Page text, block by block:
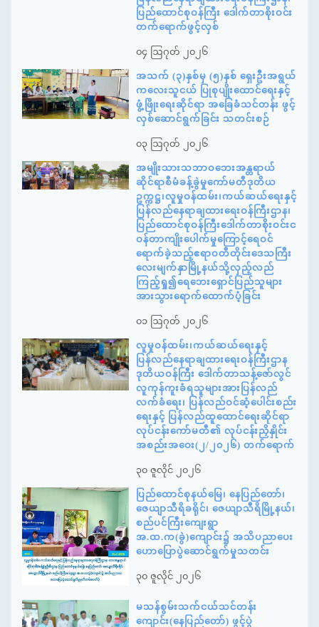
ပြည်ထောင်စုဝန်ကြီး ဒေါက်တာစိုးဝင်း
တက်ရောက်ဖွင့်လှစ်
၀၄ ဩဂုတ် ၂၀၂၆
အသက် (၃)နှစ်မှ (၅)နှစ် ရှေးဦးအရွယ်
ကလေးသူငယ် ပြုစုပျိုးထောင်ရေးနှင့်
ဖွံ့ဖြိုးရေးဆိုင်ရာ အခြေခံသင်တန်း ဖွင့်
လှစ်ဆောင်ရွက်ခြင်း သတင်းစဉ်
၀၃ ဩဂုတ် ၂၀၂၆
အမျိုးသားသဘာဝဘေးအန္တရာယ်
ဆိုင်ရာစီမံခန့်ခွဲမှုကော်မတီဒုတိယ
ဥက္ကဋ္ဌ၊လူမှုဝန်ထမ်း၊ကယ်ဆယ်ရေးနှင့်
ပြန်လည်နေရာချထားရေးဝန်ကြီးဌာန၊
ပြည်ထောင်စုဝန်ကြီးဒေါက်တာစိုးဝင်းင
ဝန်တာကျိုးပေါက်မှုကြောင့်ရေဝင်
ရောက်ခဲ့သည့်ဧရာဝတီတိုင်းဒေသကြီး
လေးမျက်နှာမြို့နယ်သို့လှည့်လည်
ကြည့်ရှု၍ရေဘေးရှောင်ပြည်သူများ
အားသွားရောက်ထောက်ပံ့ခြင်း
၀၁ ဩဂုတ် ၂၀၂၆
လူမှုဝန်ထမ်း၊ကယ်ဆယ်ရေးနှင့်
ပြန်လည်နေရာချထားရေးဝန်ကြီးဌာန
ဒုတိယဝန်ကြီး ဒေါက်တာသန့်ဇော်လွင်
လူကုန်ကူးခံရသူများအားပြန်လည်
လက်ခံရေး၊ ပြန်လည်ဝင်ဆံ့ပေါင်းစည်း
ရေးနှင့် ပြန်လည်ထူထောင်ရေးဆိုင်ရာ
လုပ်ငန်းကော်မတီ၏ လုပ်ငန်းညှိနှိုင်း
အစည်းအဝေး(၂/၂၀၂၆) တက်ရောက်
၃၀ ဇူလိုင် ၂၀၂၆
ပြည်ထောင်စုနယ်မြေ၊ နေပြည်တော်၊
ဇေယျာသီရိခရိုင်၊ ဇေယျာသီရိမြို့နယ်၊
စည်ပင်ကြီးကျေးရွာ
အ.ထ.က(ခွဲ)ကျောင်း၌ အသိပညာပေး
ဟောပြောပွဲဆောင်ရွက်မှုသတင်း
၃၀ ဇူလိုင် ၂၀၂၆
မသန်စွမ်းသက်ငယ်သင်တန်း
ကျောင်း(နေပြည်တော်) ဖွင့်ပွဲ